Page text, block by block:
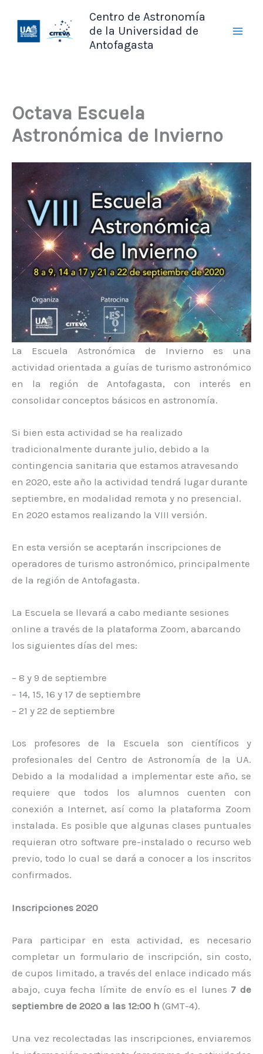
contenido
Centro de Astronomía
de la Universidad de
Antofagasta
Octava Escuela
Astronómica de Invierno
La Escuela Astronómica de Invierno es una
actividad orientada a guías de turismo astronómico
en la región de Antofagasta, con interés en
consolidar conceptos básicos en astronomía.
Si bien esta actividad se ha realizado
tradicionalmente durante julio, debido a la
contingencia sanitaria que estamos atravesando
en 2020, este año la actividad tendrá lugar durante
septiembre, en modalidad remota y no presencial.
En 2020 estamos realizando la VIII versión.
En esta versión se aceptarán inscripciones de
operadores de turismo astronómico, principalmente
de la región de Antofagasta.
La Escuela se llevará a cabo mediante sesiones
online a través de la plataforma Zoom, abarcando
los siguientes días del mes:
– 8 y 9 de septiembre
– 14, 15, 16 y 17 de septiembre
– 21 y 22 de septiembre
Los profesores de la Escuela son científicos y
profesionales del Centro de Astronomía de la UA.
Debido a la modalidad a implementar este año, se
requiere que todos los alumnos cuenten con
conexión a Internet, así como la plataforma Zoom
instalada. Es posible que algunas clases puntuales
requieran otro software pre-instalado o recurso web
previo, todo lo cual se dará a conocer a los inscritos
confirmados.
Inscripciones 2020
Para participar en esta actividad, es necesario
completar un formulario de inscripción, sin costo,
de cupos limitado, a través del enlace indicado más
abajo, cuya fecha límite de envío es el lunes 7 de
septiembre de 2020 a las 12:00 h (GMT-4).
Una vez recolectadas las inscripciones, enviaremos